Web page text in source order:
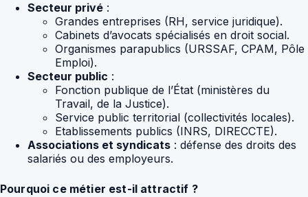
Secteur privé :
Grandes entreprises (RH, service juridique).
Cabinets d’avocats spécialisés en droit social.
Organismes parapublics (URSSAF, CPAM, Pôle
Emploi).
Secteur public :
Fonction publique de l’État (ministères du
Travail, de la Justice).
Service public territorial (collectivités locales).
Etablissements publics (INRS, DIRECCTE).
Associations et syndicats : défense des droits des
salariés ou des employeurs.
Pourquoi ce métier est-il attractif ?